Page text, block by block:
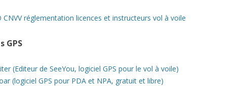
CNVV réglementation licences et instructeurs vol à voile
GPS
(Editeur de SeeYou, logiciel GPS pour le vol à voile)
(logiciel GPS pour PDA et NPA, gratuit et libre)